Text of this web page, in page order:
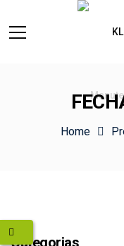
Home
Categorias